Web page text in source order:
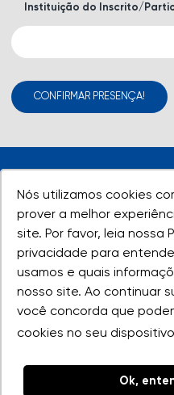
Nós utilizamos cookies
prover a melhor
site. Por favor, leia nossa
privacidade para
usamos e quais
nosso site. Ao continuar
você concorda que
cookies no seu
Ok,
Nós utilizamos cookies
prover a melhor
site. Por favor, leia nossa
privacidade para
usamos e quais
nosso site. Ao continuar
você concorda que
cookies no seu
Ok,
Instituição do Inscrito/
CONFIRMAR PRESENÇA!
UNIVAP - Todos
AV. SHISHIMA HIFUMI, 2911 -